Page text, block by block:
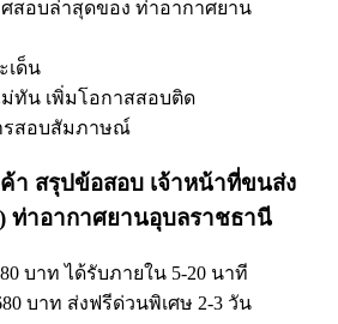
สอบล่าสุดของ ท่าอากาศยาน
เด็น
ทัน เพิ่มโอกาสสอบติด
รสอบสัมภาษณ์
า สรุปข้อสอบ เจ้าหน้าที่ขนส่ง
ท่าอากาศยานอุบลราชธานี
บาท ได้รับภายใน 5-20 นาที
บาท ส่งฟรีด่วนพิเศษ 2-3 วัน